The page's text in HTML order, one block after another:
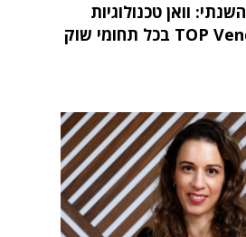
מחקר STKI השנתי: וואן טכנולוגיות
דורגה כ-TOP Vendor בכל תחומי שוק